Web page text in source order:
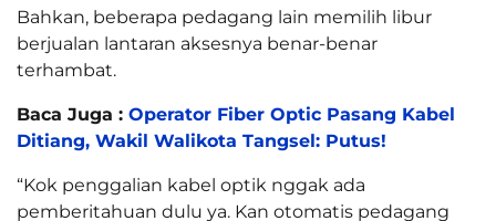
Bahkan, beberapa pedagang lain memilih libur
berjualan lantaran aksesnya benar-benar
terhambat.
Baca Juga : Operator Fiber Optic Pasang Kabel
Ditiang, Wakil Walikota Tangsel: Putus!
“Kok penggalian kabel optik nggak ada
pemberitahuan dulu ya. Kan otomatis pedagang